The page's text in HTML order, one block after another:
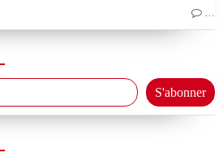
…